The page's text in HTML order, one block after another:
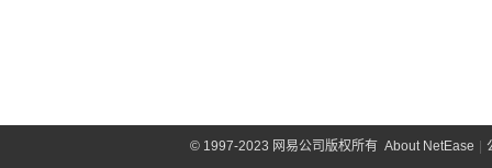
©1997-2023 网易公司版权所有 About NetEase